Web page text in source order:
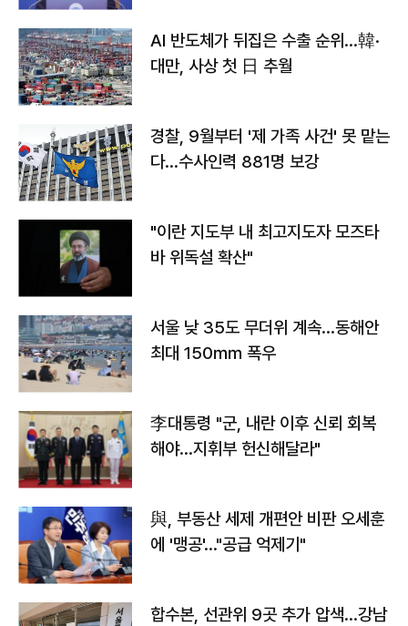
AI 반도체가 뒤집은 수출 순위…韓·
대만, 사상 첫 日 추월
경찰, 9월부터 '제 가족 사건' 못 맡는
다…수사인력 881명 보강
"이란 지도부 내 최고지도자 모즈타
바 위독설 확산"
서울 낮 35도 무더위 계속…동해안
최대 150㎜ 폭우
李대통령 "군, 내란 이후 신뢰 회복
해야…지휘부 헌신해달라"
與, 부동산 세제 개편안 비판 오세훈
에 '맹공'…"공급 억제기"
합수본, 선관위 9곳 추가 압색…강남